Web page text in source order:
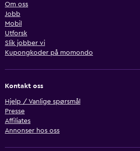
Om oss
Jobb
Mobil
Utforsk
Slik jobber vi
Kupongkoder på momondo
Kontakt oss
Hjelp / Vanlige spørsmål
Presse
Affiliates
Annonser hos oss